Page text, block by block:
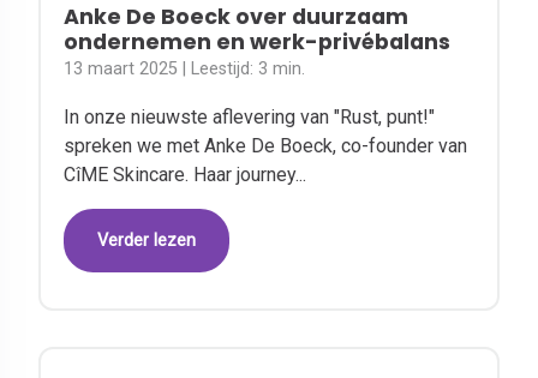
Anke De Boeck over duurzaam
ondernemen en werk-privébalans
13 maart 2025 | Leestijd: 3 min.
In onze nieuwste aflevering van "Rust, punt!"
spreken we met Anke De Boeck, co-founder van
CîME Skincare. Haar journey...
Verder lezen